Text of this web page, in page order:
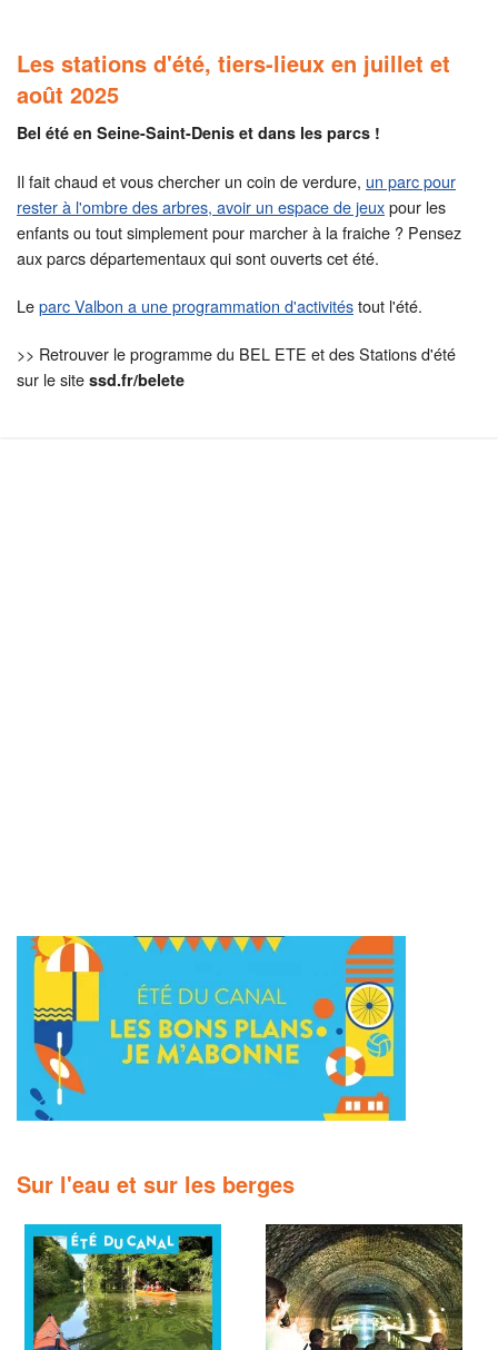
Les stations d'été, tiers-lieux en juillet et
août 2025
Bel été en Seine-Saint-Denis et dans les parcs !
Il fait chaud et vous chercher un coin de verdure, un parc pour
rester à l'ombre des arbres, avoir un espace de jeuxpour les
enfants ou tout simplement pour marcher à la fraiche ? Pensez
aux parcs départementaux qui sont ouverts cet été.
Leparc Valbon a une programmation d'activitéstout l'été.
>> Retrouver le programme du BEL ETE et des Stations d'été
sur le site ssd.fr/belete
Sur l'eau et sur les berges